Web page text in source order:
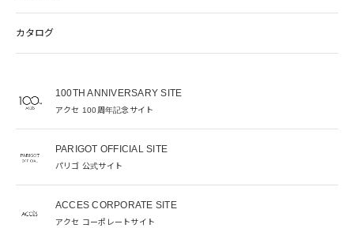
カタログ
100TH ANNIVERSARY SITE
アクセ 100周年記念サイト
PARIGOT OFFICIAL SITE
パリゴ 公式サイト
ACCES CORPORATE SITE
アクセ コーポレートサイト